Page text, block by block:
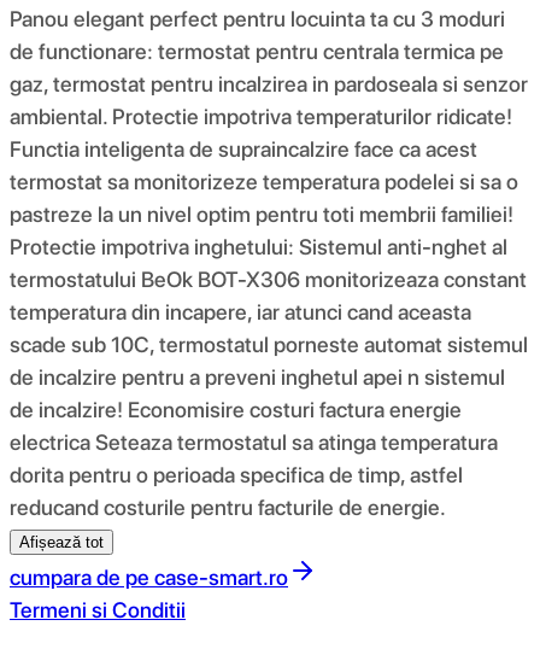
Panou elegant perfect pentru locuinta ta cu 3 moduri
de functionare: termostat pentru centrala termica pe
gaz, termostat pentru incalzirea in pardoseala si senzor
ambiental. Protectie impotriva temperaturilor ridicate!
Functia inteligenta de supraincalzire face ca acest
termostat sa monitorizeze temperatura podelei si sa o
pastreze la un nivel optim pentru toti membrii familiei!
Protectie impotriva inghetului: Sistemul anti-nghet al
termostatului BeOk BOT-X306 monitorizeaza constant
temperatura din incapere, iar atunci cand aceasta
scade sub 10C, termostatul porneste automat sistemul
de incalzire pentru a preveni inghetul apei n sistemul
de incalzire! Economisire costuri factura energie
electrica Seteaza termostatul sa atinga temperatura
dorita pentru o perioada specifica de timp, astfel
reducand costurile pentru facturile de energie.
Afișează tot
cumpara de pe case-smart.ro
Termeni si Conditii